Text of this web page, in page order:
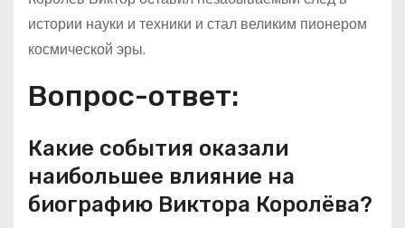
истории науки и техники и стал великим пионером
космической эры.
Вопрос-ответ:
Какие события оказали
наибольшее влияние на
биографию Виктора Королёва?